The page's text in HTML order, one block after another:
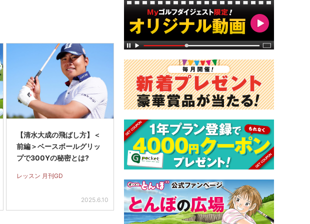
【清水大成の飛ばし方】＜
前編＞ベースボールグリッ
プで300Yの秘密とは?
レッスン 月刊GD
2025.6.10